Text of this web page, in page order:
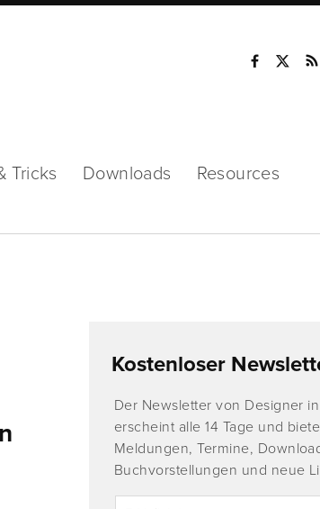
Tricks Downloads Resources
Kostenloser
Der Newsletter von Designer
erscheint alle 14 Tage und
Meldungen, Termine,
Buchvorstellungen und neue